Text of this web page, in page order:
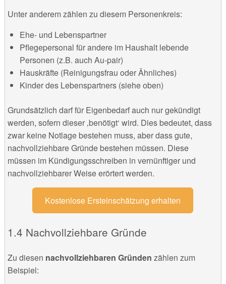
Unter anderem zählen zu diesem Personenkreis:
Ehe- und Lebenspartner
Pflegepersonal für andere im Haushalt lebende
Personen (z.B. auch Au-pair)
Hauskräfte (Reinigungsfrau oder Ähnliches)
Kinder des Lebenspartners (siehe oben)
Grundsätzlich darf für Eigenbedarf auch nur gekündigt
werden, sofern dieser ‚benötigt‘ wird. Dies bedeutet, dass
zwar keine Notlage bestehen muss, aber dass gute,
nachvollziehbare Gründe bestehen müssen. Diese
müssen im Kündigungsschreiben in vernünftiger und
nachvollziehbarer Weise erörtert werden.
Kostenlose Ersteinschätzung erhalten
1.4 Nachvollziehbare Gründe
Zu diesen nachvollziehbaren Gründen zählen zum
Beispiel: